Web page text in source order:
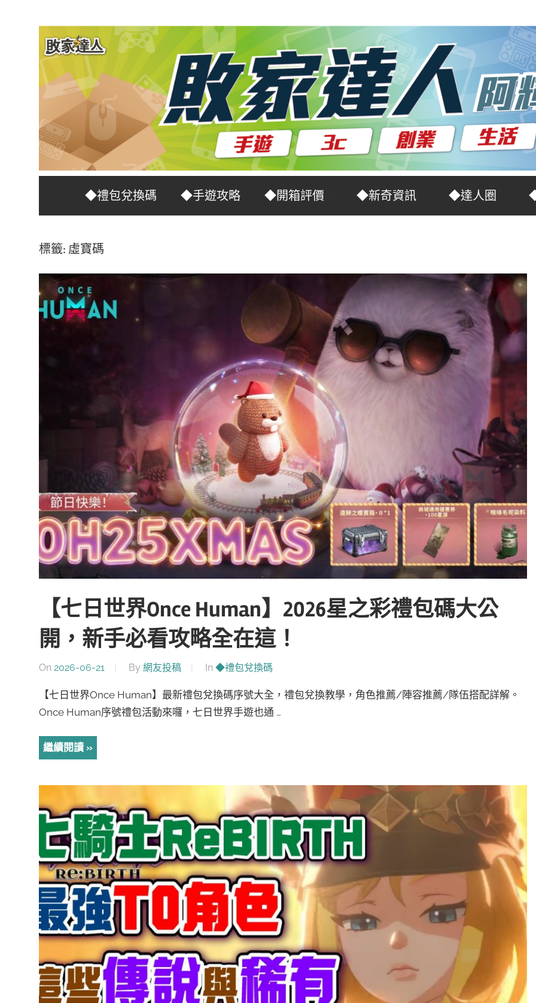
家
達
人
No.1
戲
科
技
自
媒
◆禮包兌換碼 ◆手遊攻略 ◆開箱評價 ◆新奇資訊 ◆達人圈
標籤: 虛寶碼
【七日世界Once Human】2026星之彩禮包碼大公
開，新手必看攻略全在這！
On 2026-06-21 By 網友投稿 In ◆禮包兌換碼
【七日世界Once Human】最新禮包兌換碼序號大全，禮包兌換教學，角色推薦/陣容推薦/隊伍搭配詳解。
Once Human序號禮包活動來囉，七日世界手遊也通 …
繼續閱讀